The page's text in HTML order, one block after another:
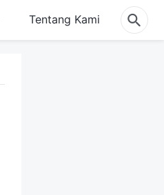
Tentang Kami